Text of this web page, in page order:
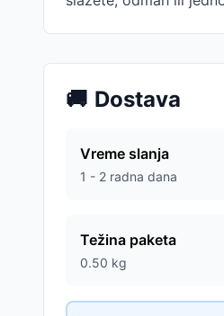
🚚 Dostava
Vreme slanja
1 - 2 radna dana
Težina paketa
0.50 kg